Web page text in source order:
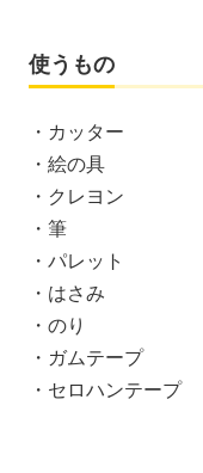
使うもの
・カッター
・絵の具
・クレヨン
・筆
・パレット
・はさみ
・のり
・ガムテープ
・セロハンテープ